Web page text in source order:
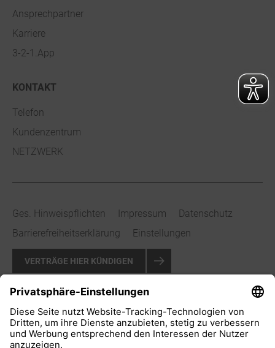
Ansprechpartner
Karriere
3-2-1.App
KONTAKT
Telefon
Kundenzentrum
NETZWERK
Ges. Hinweispflichten Impressum
Datenschutz
Barrierefreiheitserklärung
Einstellungen
VERTRÄGE HIER KÜNDIGEN
VERTRAG WIDERRUFEN